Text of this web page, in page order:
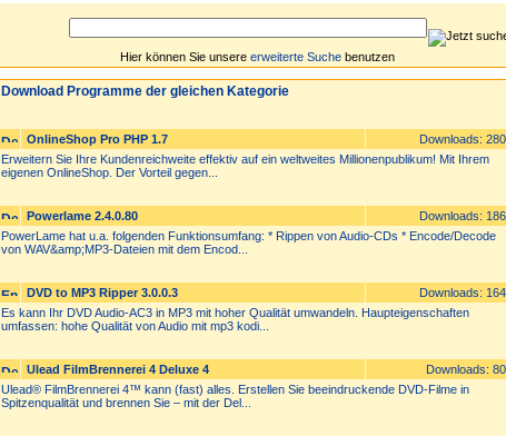
Hier können Sie unsere erweiterte Suchebenutzen
Download Programme der gleichen Kategorie
OnlineShop Pro PHP 1.7
Downloads:
Erweitern Sie Ihre Kundenreichweite effektiv auf ein weltweites Millionenpublikum! Mit Ihrem
eigenen OnlineShop. Der Vorteil gegen...
Powerlame 2.4.0.80
Downloads:
PowerLame hat u.a. folgenden Funktionsumfang: * Rippen von Audio-CDs * Encode/Decode
von WAV&amp;MP3-Dateien mit dem Encod...
DVD to MP3 Ripper 3.0.0.3
Downloads:
Es kann Ihr DVD Audio-AC3 in MP3 mit hoher Qualität umwandeln. Haupteigenschaften
umfassen: hohe Qualität von Audio mit mp3 kodi...
Ulead FilmBrennerei 4 Deluxe 4
Downloads:
Ulead® FilmBrennerei 4™ kann (fast) alles. Erstellen Sie beeindruckende DVD-Filme in
Spitzenqualität und brennen Sie – mit der Del...